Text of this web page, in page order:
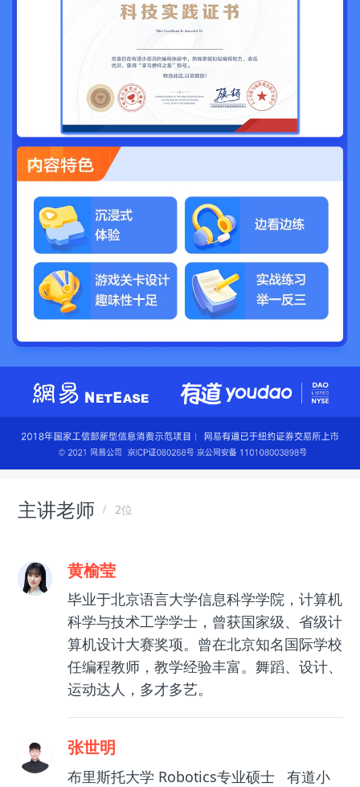
主讲老师 2位
黄榆莹
毕业于北京语言大学信息科学学院，计算机
科学与技术工学学士，曾获国家级、省级计
算机设计大赛奖项。曾在北京知名国际学校
任编程教师，教学经验丰富。舞蹈、设计、
运动达人，多才多艺。
张世明
布里斯托大学 Robotics专业硕士 有道小